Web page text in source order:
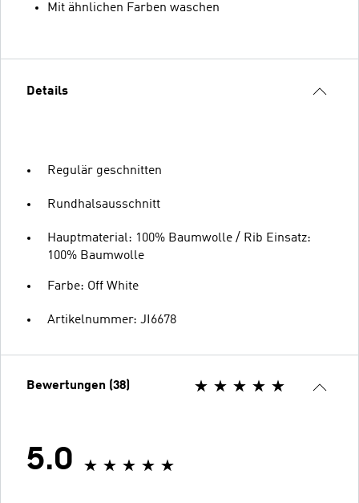
Mit ähnlichen Farben waschen
Details
Regulär geschnitten
Rundhalsausschnitt
Hauptmaterial: 100% Baumwolle / Rib Einsatz:
100% Baumwolle
Farbe: Off White
Artikelnummer: JI6678
Bewertungen (38)
5.0